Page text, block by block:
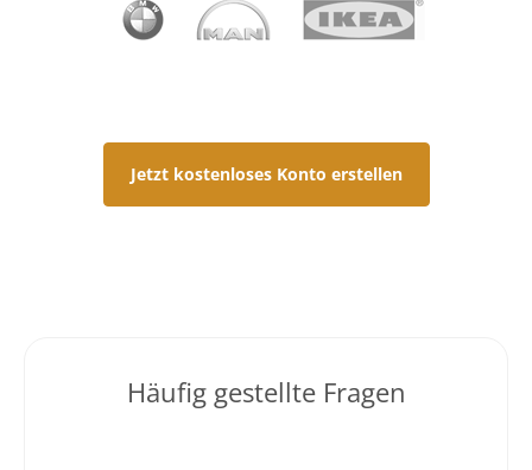
Jetzt kostenloses Konto erstellen
Häufig gestellte Fragen